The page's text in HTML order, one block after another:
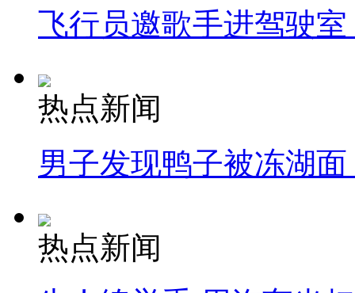
飞行员邀歌手进驾驶
热点新闻
男子发现鸭子被冻湖
热点新闻